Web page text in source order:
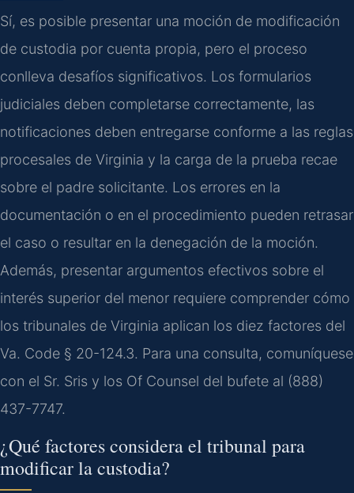
Sí, es posible presentar una moción de modificación
de custodia por cuenta propia, pero el proceso
conlleva desafíos significativos. Los formularios
judiciales deben completarse correctamente, las
notificaciones deben entregarse conforme a las reglas
procesales de Virginia y la carga de la prueba recae
sobre el padre solicitante. Los errores en la
documentación o en el procedimiento pueden retrasar
el caso o resultar en la denegación de la moción.
Además, presentar argumentos efectivos sobre el
interés superior del menor requiere comprender cómo
los tribunales de Virginia aplican los diez factores del
Va. Code § 20-124.3. Para una consulta, comuníquese
con el Sr. Sris y los Of Counsel del bufete al (888)
437-7747.
¿Qué factores considera el tribunal para
modificar la custodia?